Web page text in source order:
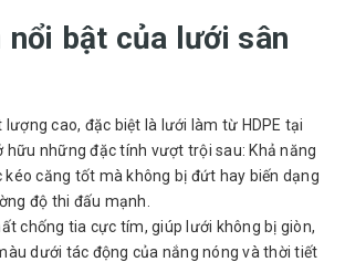
bật của lưới sân
lượng cao, đặc biệt là lưới làm từ HDPE tại
hữu những đặc tính vượt trội sau: Khả năng
kéo căng tốt mà không bị đứt hay biến dạng
độ thi đấu mạnh.
chống tia cực tím, giúp lưới không bị giòn,
dưới tác động của nắng nóng và thời tiết